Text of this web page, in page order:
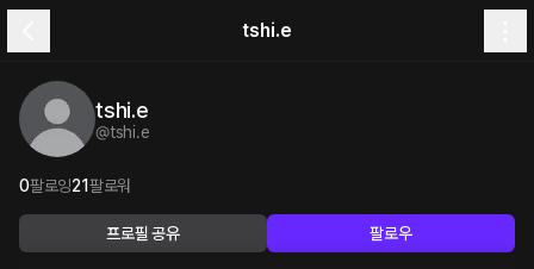
tshi.e
tshi.e
@tshi.e
0팔로잉21팔로워
프로필 공유 팔로우